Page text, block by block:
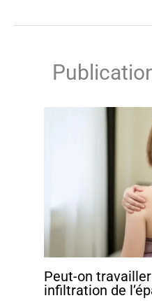
Peut-on
infiltration de